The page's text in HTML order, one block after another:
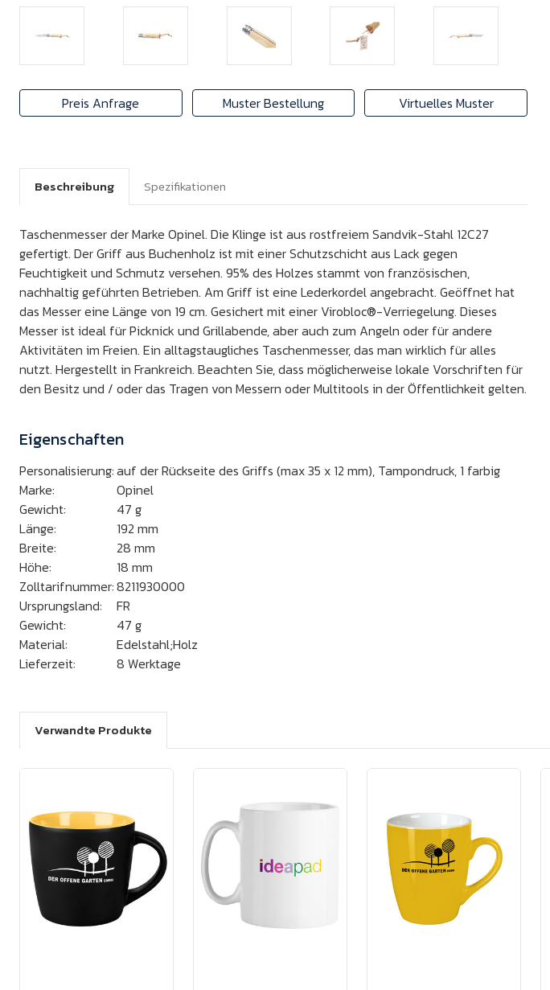
Preis Anfrage Muster Bestellung Virtuelles Muster
Beschreibung Spezifikationen
Taschenmesser der Marke Opinel. Die Klinge ist aus rostfreiem Sandvik-Stahl 12C27
gefertigt. Der Griff aus Buchenholz ist mit einer Schutzschicht aus Lack gegen
Feuchtigkeit und Schmutz versehen. 95% des Holzes stammt von französischen,
nachhaltig geführten Betrieben. Am Griff ist eine Lederkordel angebracht. Geöffnet hat
das Messer eine Länge von 19 cm. Gesichert mit einer Virobloc®-Verriegelung. Dieses
Messer ist ideal für Picknick und Grillabende, aber auch zum Angeln oder für andere
Aktivitäten im Freien. Ein alltagstaugliches Taschenmesser, das man wirklich für alles
nutzt. Hergestellt in Frankreich. Beachten Sie, dass möglicherweise lokale Vorschriften für
den Besitz und / oder das Tragen von Messern oder Multitools in der Öffentlichkeit gelten.
Eigenschaften
Personalisierung:auf der Rückseite des Griffs (max 35 x 12 mm), Tampondruck, 1 farbig
Marke:
Opinel
Gewicht:
47 g
Länge:
192 mm
Breite:
28 mm
Höhe:
18 mm
Zolltarifnummer:8211930000
Ursprungsland:
FR
Gewicht:
47 g
Material:
Edelstahl;Holz
Lieferzeit:
8 Werktage
Verwandte Produkte